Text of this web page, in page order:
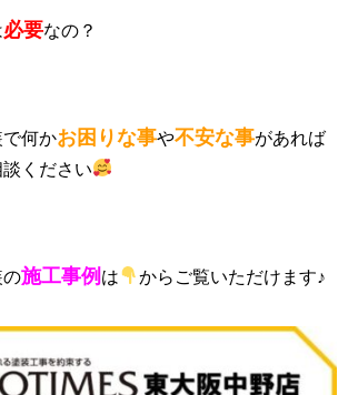
必要なの？
何かお困りな事や不安な事があれば
ください
の施工事例 は からご覧いただけます♪